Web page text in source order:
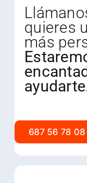
quieres
más
687 56 78 08